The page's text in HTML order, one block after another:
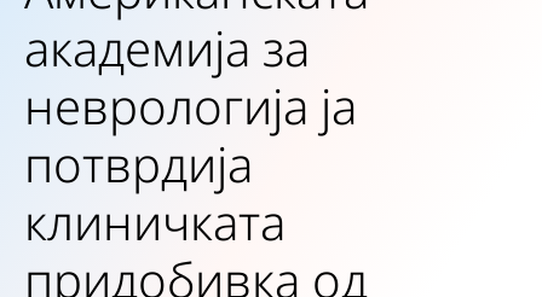
академија за
неврологија ја
потврдија
клиничката
придобивка од